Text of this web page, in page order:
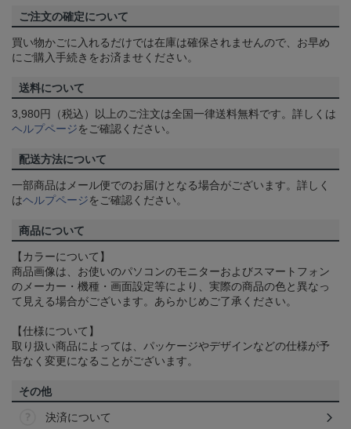
ご注文の確定について
買い物かごに入れるだけでは在庫は確保されませんので、お早め
にご購入手続きをお済ませください。
送料について
3,980円（税込）以上のご注文は全国一律送料無料です。詳しくは
ヘルプページをご確認ください。
配送方法について
一部商品はメール便でのお届けとなる場合がございます。詳しく
はヘルプページをご確認ください。
商品について
【カラーについて】
商品画像は、お使いのパソコンのモニターおよびスマートフォン
のメーカー・機種・画面設定等により、実際の商品の色と異なっ
て見える場合がございます。あらかじめご了承ください。
【仕様について】
取り扱い商品によっては、パッケージやデザインなどの仕様が予
告なく変更になることがございます。
その他
決済について